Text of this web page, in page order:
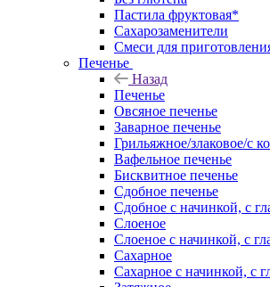
Пастила фруктовая*
Сахарозаменители
Смеси для
Печенье
Назад
Печенье
Овсяное печенье
Заварное печенье
Грильяжное/злаковое/с
Вафельное печенье
Бисквитное печенье
Сдобное печенье
Сдобное с начинкой, с
Слоеное
Слоеное с начинкой, с
Сахарное
Сахарное с начинкой, с